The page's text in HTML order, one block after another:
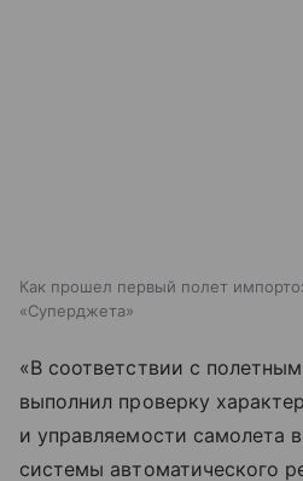
Как прошел первый полет
«Суперджета»
«В соответствии с
выполнил проверку
и управляемости самолета
системы автоматического